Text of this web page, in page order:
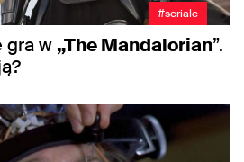
#seriale
gra w „The Mandalorian”.